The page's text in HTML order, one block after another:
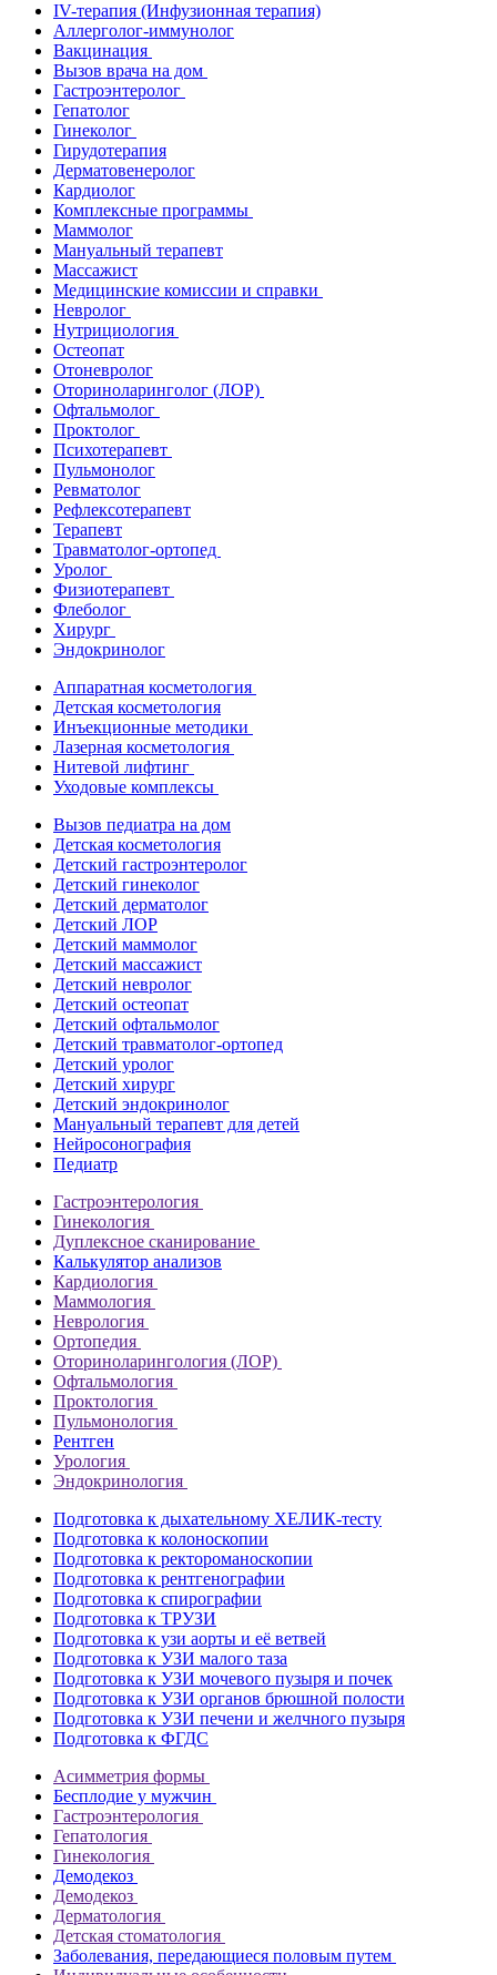
IV-терапия (Инфузионная терапия)
Аллерголог-иммунолог
Вакцинация
Вызов врача на дом
Гастроэнтеролог
Гепатолог
Гинеколог
Гирудотерапия
Дерматовенеролог
Кардиолог
Комплексные программы
Маммолог
Мануальный терапевт
Массажист
Медицинские комиссии и справки
Невролог
Нутрициология
Остеопат
Отоневролог
Оториноларинголог (ЛОР)
Офтальмолог
Проктолог
Психотерапевт
Пульмонолог
Ревматолог
Рефлексотерапевт
Терапевт
Травматолог-ортопед
Уролог
Физиотерапевт
Флеболог
Хирург
Эндокринолог
Аппаратная косметология
Детская косметология
Инъекционные методики
Лазерная косметология
Нитевой лифтинг
Уходовые комплексы
Вызов педиатра на дом
Детская косметология
Детский гастроэнтеролог
Детский гинеколог
Детский дерматолог
Детский ЛОР
Детский маммолог
Детский массажист
Детский невролог
Детский остеопат
Детский офтальмолог
Детский травматолог-ортопед
Детский уролог
Детский хирург
Детский эндокринолог
Мануальный терапевт для детей
Нейросонография
Педиатр
Гастроэнтерология
Гинекология
Дуплексное сканирование
Калькулятор анализов
Кардиология
Маммология
Неврология
Ортопедия
Оториноларингология (ЛОР)
Офтальмология
Проктология
Пульмонология
Рентген
Урология
Эндокринология
Подготовка к дыхательному ХЕЛИК-тесту
Подготовка к колоноскопии
Подготовка к ректороманоскопии
Подготовка к рентгенографии
Подготовка к спирографии
Подготовка к ТРУЗИ
Подготовка к узи аорты и её ветвей
Подготовка к УЗИ малого таза
Подготовка к УЗИ мочевого пузыря и почек
Подготовка к УЗИ органов брюшной полости
Подготовка к УЗИ печени и желчного пузыря
Подготовка к ФГДС
Асимметрия формы
Бесплодие у мужчин
Гастроэнтерология
Гепатология
Гинекология
Демодекоз
Демодекоз
Дерматология
Детская стоматология
Заболевания, передающиеся половым путем